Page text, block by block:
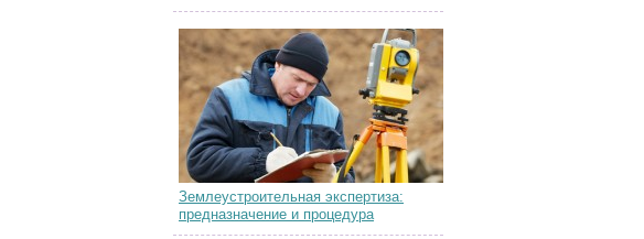
Землеустроительная экспертиза:
предназначение и процедура